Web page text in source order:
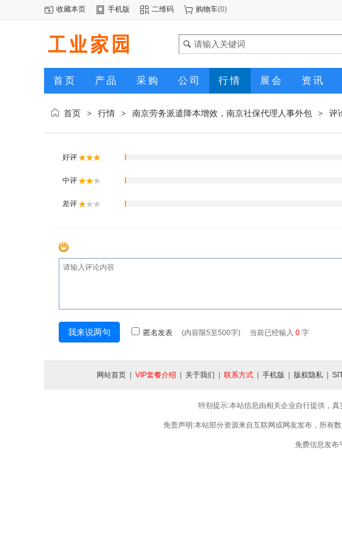
收藏本页 手机版 二维码 购物车(0)
首页 产品 采购 公司 行情 展会 资讯
首页 > 行情 > 南京劳务派遣降本增效，南京社保代理人事外包 > 评
好评
中评
差评
匿名发表 (内容限5至500字) 当前已经输入 0 字
网站首页 VIP套餐介绍 关于我们 联系方式 手机版 版权隐私
特别提示:本站信息由相关企业自行提供，
免责声明:本站部分资源来自互联网或网友发布，所有
免费信息发布